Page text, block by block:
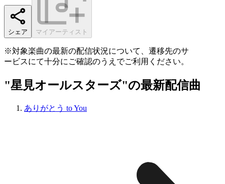
シェア マイアーティスト
※対象楽曲の最新の配信状況について、遷移先のサ
ービスにて十分にご確認のうえでご利用ください。
"星見オールスターズ"の最新配信曲
ありがとう to You